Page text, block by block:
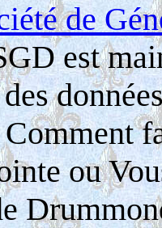
de
est
ou